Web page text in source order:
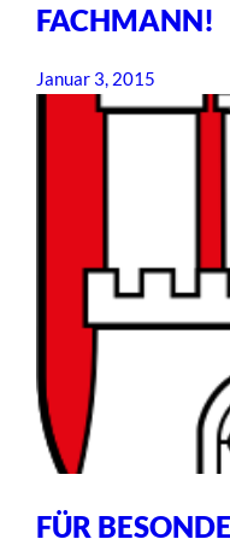
FACHMANN!
Januar 3, 2015
FÜR